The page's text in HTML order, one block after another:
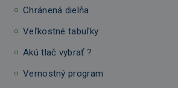
Chránená dielňa
Veľkostné tabuľky
Akú tlač vybrať ?
Vernostný program